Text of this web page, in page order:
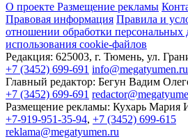
О проекте Размещение рекламы
Правовая информация Правила и
отношении обработки персональных
использования cookie-файлов
Редакция: 625003, г. Тюмень, ул.
+7 (3452) 699-691 info@megatyumen.ru
Главный редактор: Бегун Вадим
+7 (3452) 699-691
Размещение рекламы: Кухарь Мария
+7-919-951-35-94, +7 (3452) 699-615
reklama@megatyumen.ru